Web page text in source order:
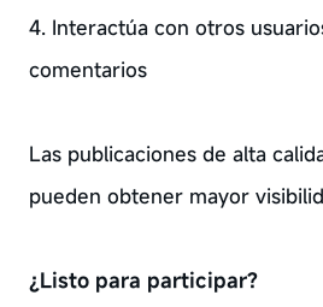
4. Interactúa con otros
comentarios
Las publicaciones de alta
pueden obtener mayor
¿Listo para participar?